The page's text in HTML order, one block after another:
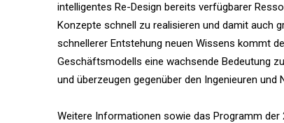
intelligentes Re-Design bereits verfügbarer
Konzepte schnell zu realisieren und damit auch
schnellerer Entstehung neuen Wissens kommt
Geschäftsmodells eine wachsende Bedeutung
und überzeugen gegenüber den Ingenieuren
Weitere Informationen sowie das Programm